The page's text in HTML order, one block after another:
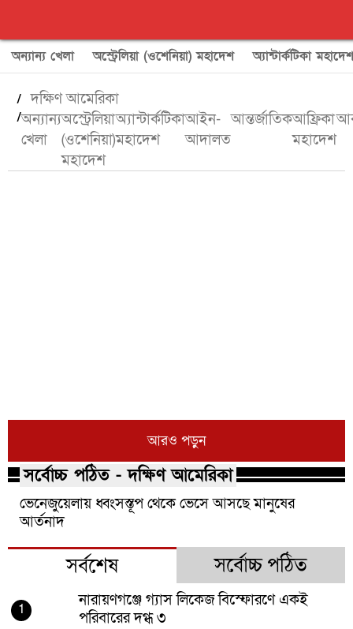
অন্যান্য খেলা অস্ট্রেলিয়া (ওশেনিয়া) মহাদেশ অ্যান্টার্কটিকা মহাদেশ
/দক্ষিণ আমেরিকা
/অন্যান্য
খেলা
অস্ট্রেলিয়া
(ওশেনিয়া)
মহাদেশ
অ্যান্টার্কটিকা
মহাদেশ
আইন-
আদালত
আন্তর্জাতিকআফ্রিকা
মহাদেশ
আরও পড়ুন
সর্বোচ্চ পঠিত - দক্ষিণ আমেরিকা
ভেনেজুয়েলায় ধ্বংসস্তূপ থেকে ভেসে আসছে মানুষের
আর্তনাদ
সর্বশেষ সর্বোচ্চ পঠিত
1
নারায়ণগঞ্জে গ্যাস লিকেজ বিস্ফোরণে একই
পরিবারের দগ্ধ ৩